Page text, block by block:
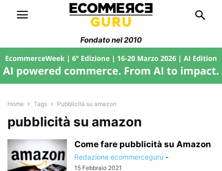
Fondato nel 2010
Home Tags Pubblicità su amazon
pubblicità su amazon
Come fare pubblicità su Amazon
Redazione ecommerceguru -
15 Febbraio 2021